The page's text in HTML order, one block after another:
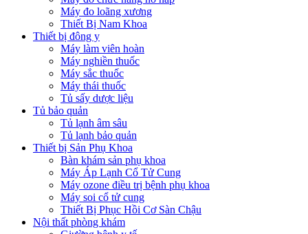
Máy đo loãng xương
Thiết Bị Nam Khoa
Thiết bị đông y
Máy làm viên hoàn
Máy nghiền thuốc
Máy sắc thuốc
Máy thái thuốc
Tủ sấy dược liệu
Tủ bảo quản
Tủ lạnh âm sâu
Tủ lạnh bảo quản
Thiết bị Sản Phụ Khoa
Bàn khám sản phụ khoa
Máy Áp Lạnh Cổ Tử Cung
Máy ozone điều trị bệnh phụ khoa
Máy soi cổ tử cung
Thiết Bị Phục Hồi Cơ Sàn Chậu
Nội thất phòng khám